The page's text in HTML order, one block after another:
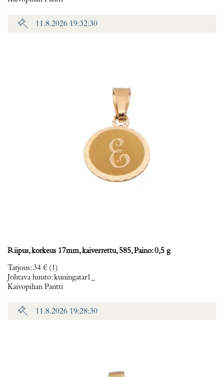
11.8.2026 19:32:30
Riipus, korkeus 17mm, kaiverrettu, 585, Paino: 0,5 g
Tarjous:34 € (1)
Johtava huuto:kuningatar1_
Kaivopihan Pantti
11.8.2026 19:28:30